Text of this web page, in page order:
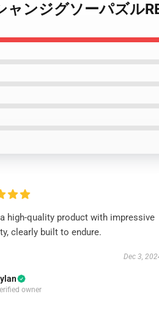
ンジグソーパズル
high-quality product with impressive
clearly built to endure.
Dec 3,
owner